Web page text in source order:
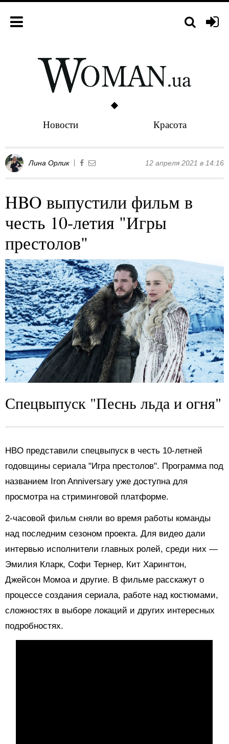
Новости Красота
Лина Орлик 12 апреля 2021 в 14:16
HBO выпустили фильм в
честь 10-летия "Игры
престолов"
Спецвыпуск "Песнь льда и огня"
HBO представили спецвыпуск в честь 10-летней
годовщины сериала "Игра престолов". Программа под
названием Iron Anniversary уже доступна для
просмотра на стриминговой платформе.
2-часовой фильм сняли во время работы команды
над последним сезоном проекта. Для видео дали
интервью исполнители главных ролей, среди них —
Эмилия Кларк, Софи Тернер, Кит Харингтон,
Джейсон Момоа и другие. В фильме расскажут о
процессе создания сериала, работе над костюмами,
сложностях в выборе локаций и других интересных
подробностях.